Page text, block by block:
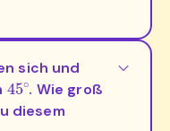
sich und
45∘
. Wie groß
diesem